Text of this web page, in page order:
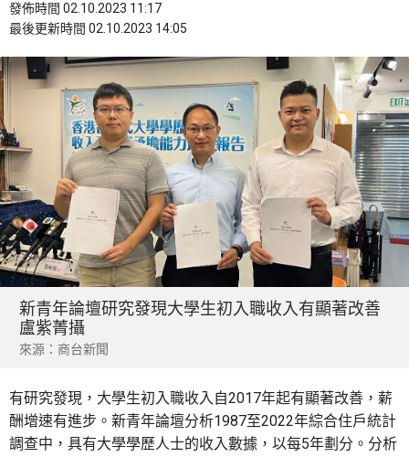
發佈時間 02.10.2023 11:17
最後更新時間 02.10.2023 14:05
新青年論壇研究發現大學生初入職收入有顯著改善
盧紫菁攝
來源：商台新聞
有研究發現，大學生初入職收入自2017年起有顯著改善，薪
酬增速有進步。新青年論壇分析1987至2022年綜合住戶統計
調查中，具有大學學歷人士的收入數據，以每5年劃分。分析